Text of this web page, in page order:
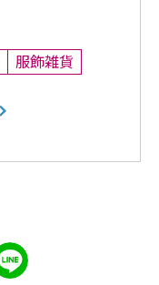
服飾雑貨